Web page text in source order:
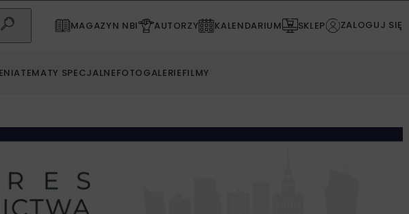
MAGAZYN NBI AUTORZY KALENDARIUM SKLEP ZALOGUJ SIĘ
TEMATY SPECJALNEFOTOGALERIEFILMY